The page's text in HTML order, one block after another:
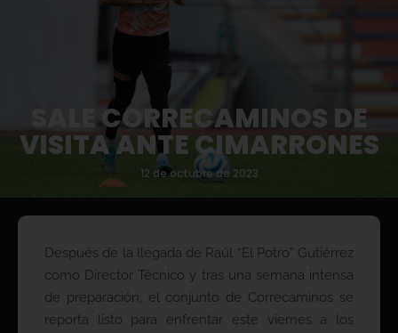
SALE CORRECAMINOS DE
VISITA ANTE CIMARRONES
12 de octubre de 2023
Después de la llegada de Raúl “El Potro” Gutiérrez
como Director Técnico y tras una semana intensa
de preparación, el conjunto de Correcaminos se
reporta listo para enfrentar este viernes a los